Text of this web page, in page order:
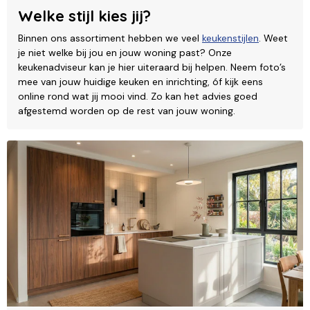
Welke stijl kies jij?
Binnen ons assortiment hebben we veel keukenstijlen. Weet
je niet welke bij jou en jouw woning past? Onze
keukenadviseur kan je hier uiteraard bij helpen. Neem foto’s
mee van jouw huidige keuken en inrichting, óf kijk eens
online rond wat jij mooi vind. Zo kan het advies goed
afgestemd worden op de rest van jouw woning.